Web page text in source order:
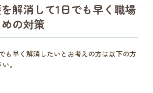
解消して1日でも早く職場
の対策
も早く解消したいとお考えの方は以下の方
。